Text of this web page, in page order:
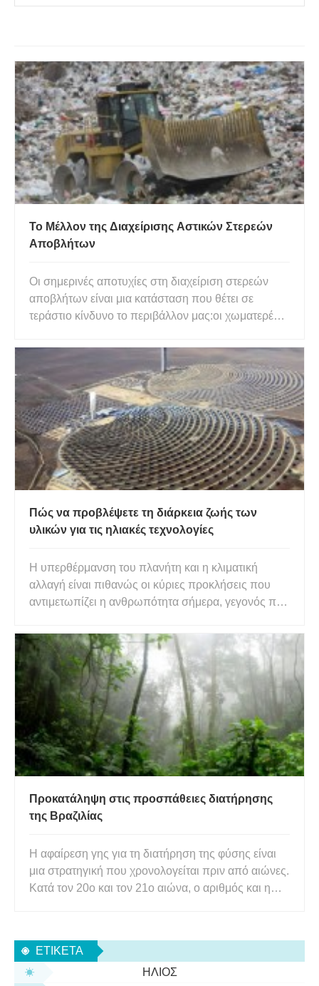
Το Μέλλον της Διαχείρισης Αστικών Στερεών
Αποβλήτων
Οι σημερινές αποτυχίες στη διαχείριση στερεών
αποβλήτων είναι μια κατάσταση που θέτει σε
τεράστιο κίνδυνο το περιβάλλον μας:οι χωματερές
αερίου μεθανίου (το οποίο μπορεί να έχει δυναμικό
υπερθέρμανσης του πλανήτη 25 φορές μεγαλύτερο
από αυτό του διοξειδίου
Πώς να προβλέψετε τη διάρκεια ζωής των
υλικών για τις ηλιακές τεχνολογίες
Η υπερθέρμανση του πλανήτη και η κλιματική
αλλαγή είναι πιθανώς οι κύριες προκλήσεις που
αντιμετωπίζει η ανθρωπότητα σήμερα, γεγονός που
CO2 εκπομπές στην ατμόσφαιρα. Στο πλαίσιο της
αυξανόμενης ενεργειακής ζήτησης, πρέπει στη
συνέχεια να αναπτυχθούν αναν
Προκατάληψη στις προσπάθειες διατήρησης
της Βραζιλίας
Η αφαίρεση γης για τη διατήρηση της φύσης είναι
μια στρατηγική που χρονολογείται πριν από αιώνες.
Κατά τον 20ο και τον 21ο αιώνα, ο αριθμός και η
ως την κύρια στρατηγική για την αποτροπή της
παγκόσμιας απώλει
ΕΤΙΚΈΤΑ
ΉΛΙΟΣ